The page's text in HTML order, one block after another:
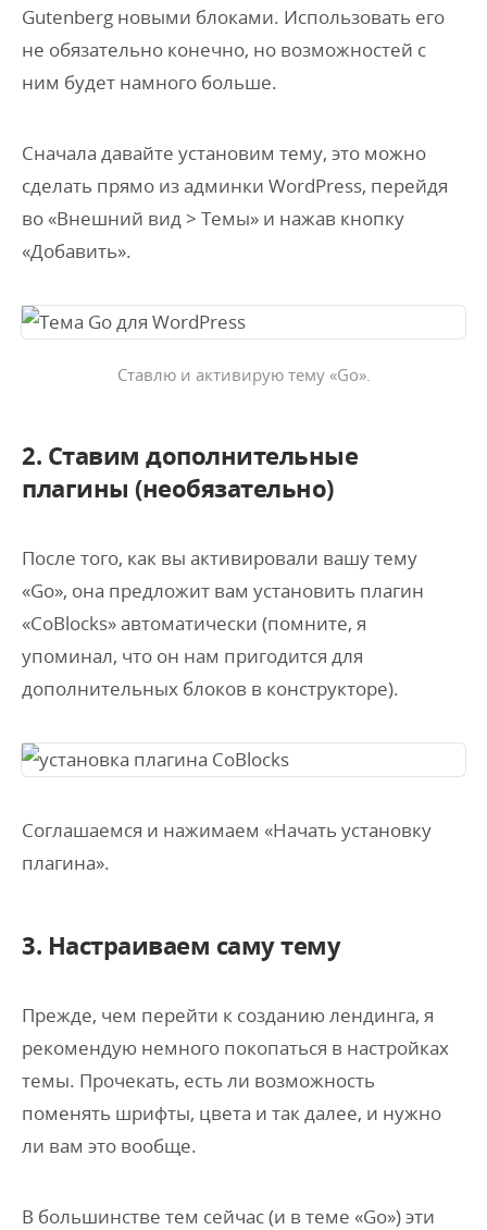
Gutenberg новыми блоками. Использовать его
не обязательно конечно, но возможностей с
ним будет намного больше.
Сначала давайте установим тему, это можно
сделать прямо из админки WordPress, перейдя
во «Внешний вид > Темы» и нажав кнопку
«Добавить».
Ставлю и активирую тему «Go».
2. Ставим дополнительные
плагины (необязательно)
После того, как вы активировали вашу тему
«Go», она предложит вам установить плагин
«CoBlocks» автоматически (помните, я
упоминал, что он нам пригодится для
дополнительных блоков в конструкторе).
Соглашаемся и нажимаем «Начать установку
плагина».
3. Настраиваем саму тему
Прежде, чем перейти к созданию лендинга, я
рекомендую немного покопаться в настройках
темы. Прочекать, есть ли возможность
поменять шрифты, цвета и так далее, и нужно
ли вам это вообще.
В большинстве тем сейчас (и в теме «Go») эти